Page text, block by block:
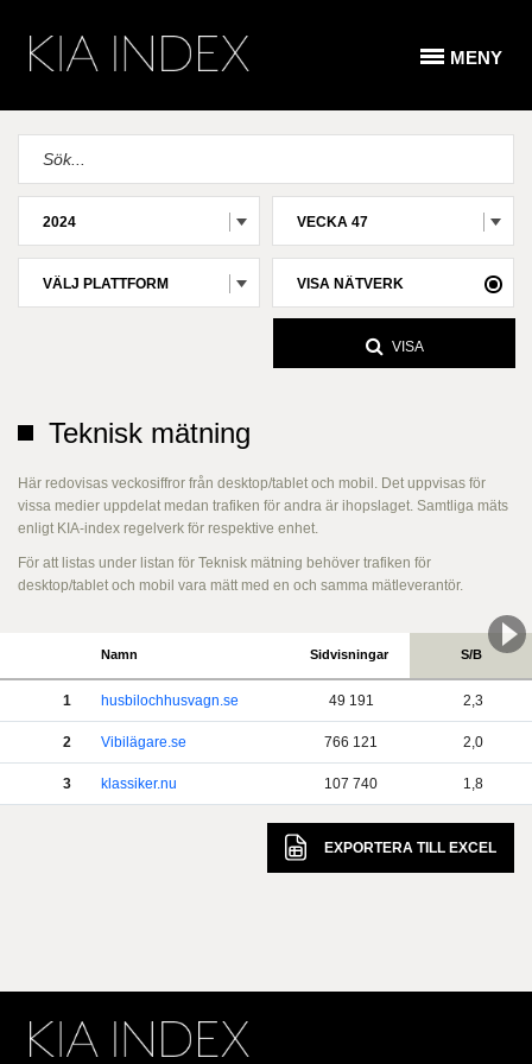
MENY
VISA
2024 VECKA 47
VÄLJ PLATTFORM VISA NÄTVERK
Teknisk mätning
Här redovisas veckosiffror från desktop/tablet och mobil. Det uppvisas för
vissa medier uppdelat medan trafiken för andra är ihopslaget. Samtliga mäts
enligt KIA-index regelverk för respektive enhet.
För att listas under listan för Teknisk mätning behöver trafiken för
desktop/tablet och mobil vara mätt med en och samma mätleverantör.
Namn Sidvisningar S/B
1 husbilochhusvagn.se 49 191 2,3
2 Vibilägare.se 766 121 2,0
3 klassiker.nu 107 740 1,8
EXPORTERA TILL EXCEL